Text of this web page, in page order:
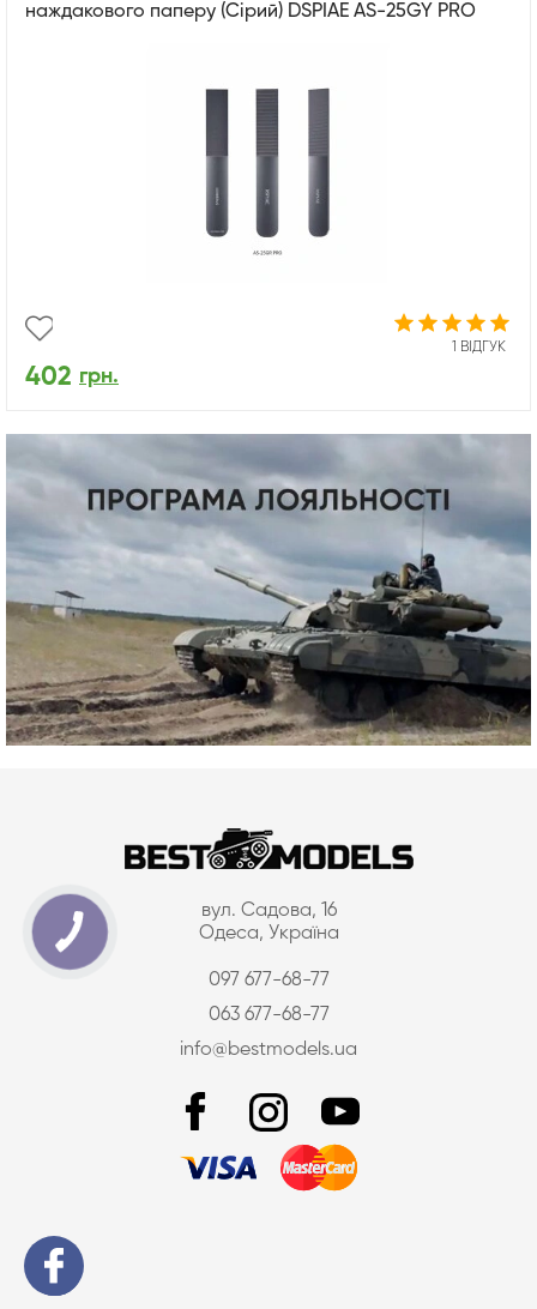
наждакового паперу (Сірий) DSPIAE AS-25GY PRO
1 ВІДГУК
402 грн.
вул. Садова, 16
Одеса, Україна
097 677-68-77
063 677-68-77
info@bestmodels.ua